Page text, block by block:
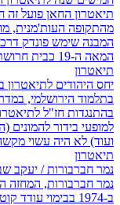
תיאטרון החאן פועל
מהתקופה העות'מנית,
המבנה שימש פונדק
המאה ה-19 כבית חרושת לייצור משי.
תיאטרון
יחס היהודים לתיאטרון
בתלמוד הירושלמי,
בהתנגדות חז"ל
למופעי בידור להמונים
ועוד) לא היה עשוי
תיאטרון
נמר חברבורות / יעקב
נמר חברבורות, המחזה
ב-1974 בבימוי